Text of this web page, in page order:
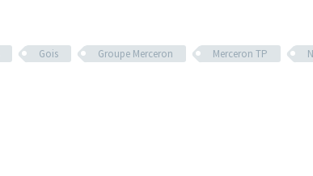
Gois Groupe Merceron Merceron TP